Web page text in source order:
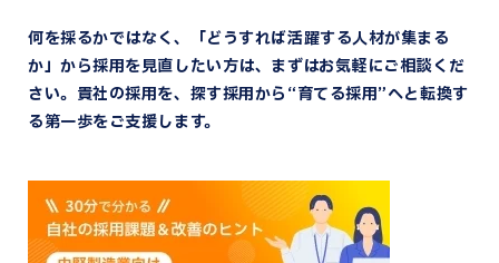
何を採るかではなく、「どうすれば活躍する人材が集まる
か」から採用を見直したい方は、まずはお気軽にご相談くだ
さい。貴社の採用を、探す採用から“育てる採用”へと転換す
る第一歩をご支援します。